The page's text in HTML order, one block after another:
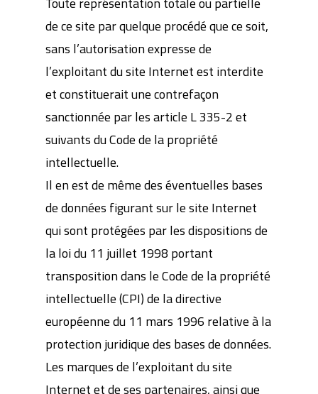
de ce site par quelque procédé que ce soit,
sans l’autorisation expresse de
l’exploitant du site Internet est interdite
et constituerait une contrefaçon
sanctionnée par les article L 335-2 et
suivants du Code de la propriété
intellectuelle.
Il en est de même des éventuelles bases
de données figurant sur le site Internet
qui sont protégées par les dispositions de
la loi du 11 juillet 1998 portant
transposition dans le Code de la propriété
intellectuelle (CPI) de la directive
européenne du 11 mars 1996 relative à la
protection juridique des bases de données.
Les marques de l’exploitant du site
Internet et de ses partenaires, ainsi que